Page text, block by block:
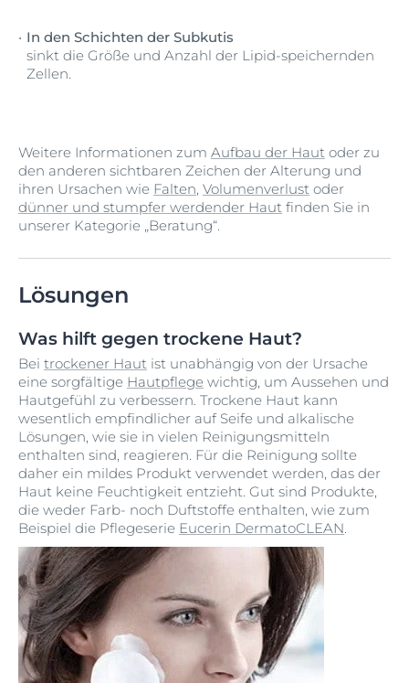
In den Schichten der Subkutis
sinkt die Größe und Anzahl der Lipid-speichernden
Zellen.
Weitere Informationen zum Aufbau der Haut oder zu
den anderen sichtbaren Zeichen der Alterung und
ihren Ursachen wie Falten, Volumenverlust oder
dünner und stumpfer werdender Haut finden Sie in
unserer Kategorie „Beratung“.
Lösungen
Was hilft gegen trockene Haut?
Bei trockener Haut ist unabhängig von der Ursache
eine sorgfältige Hautpflege wichtig, um Aussehen und
Hautgefühl zu verbessern. Trockene Haut kann
wesentlich empfindlicher auf Seife und alkalische
Lösungen, wie sie in vielen Reinigungsmitteln
enthalten sind, reagieren. Für die Reinigung sollte
daher ein mildes Produkt verwendet werden, das der
Haut keine Feuchtigkeit entzieht. Gut sind Produkte,
die weder Farb- noch Duftstoffe enthalten, wie zum
Beispiel die Pflegeserie Eucerin DermatoCLEAN.